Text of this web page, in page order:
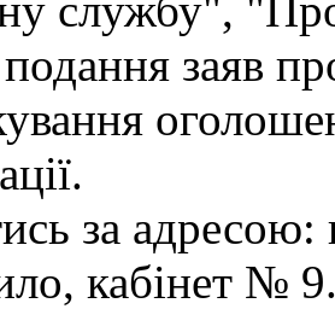
заяв
за
кабінет №